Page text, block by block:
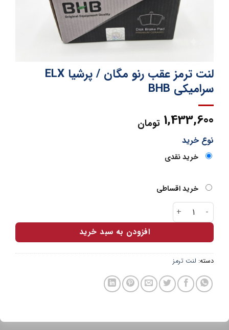
لنت ترمز عقب رنو مگان / پرشیا ELX
سرامیکی BHB
1,433,600 تومان
نوع خرید
خرید نقدی
خرید اقساطی
لنت ترمز عقب رنو مگان / پرشیا ELX سرامیکی BHB عدد
افزودن به سبد خرید
دسته:لنت ترمز